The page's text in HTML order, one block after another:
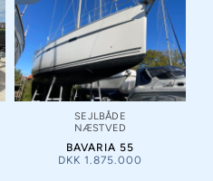
SEJLBÅDE
NÆSTVED
BAVARIA 55
DKK 1.875.000